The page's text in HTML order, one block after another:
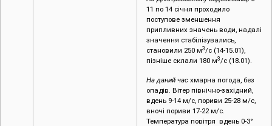
11 по 14 січня проходило
поступове зменшення
припливних значень води, надалі
значення стабілізувались,
становили 250 м3/с (14-15.01),
пізніше склали 180 м3/с (18.01).
На даний час хмарна погода, без
опадів. Вітер північно-західний,
вдень 9-14 м/с, пориви 25-28 м/с,
вночі пориви 17-22 м/с.
Температура повітря вдень 0-3°